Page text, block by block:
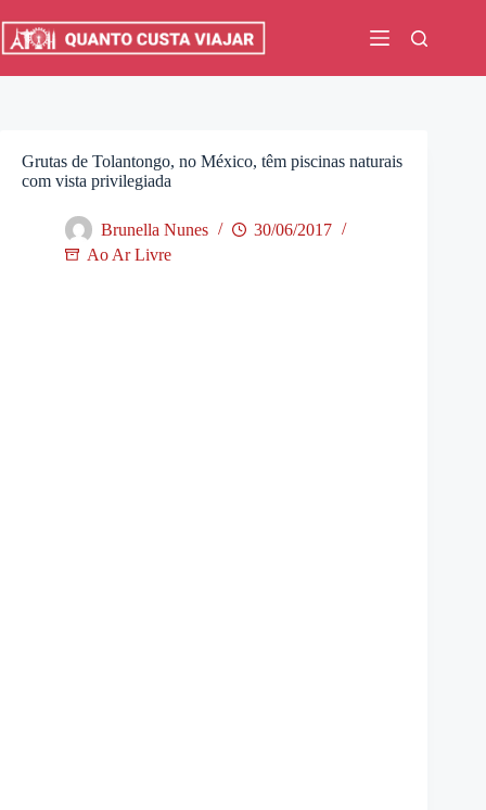
para
Grutas de Tolantongo, no México, têm piscinas naturais
com vista privilegiada
Brunella Nunes
30/06/2017
Ao Ar Livre